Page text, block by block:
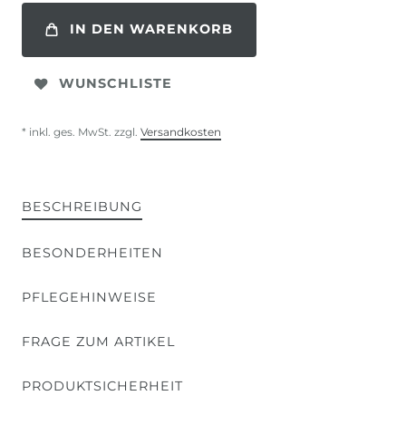
IN DEN WARENKORB
WUNSCHLISTE
* inkl. ges. MwSt. zzgl. Versandkosten
BESCHREIBUNG
BESONDERHEITEN
PFLEGEHINWEISE
FRAGE ZUM ARTIKEL
PRODUKTSICHERHEIT